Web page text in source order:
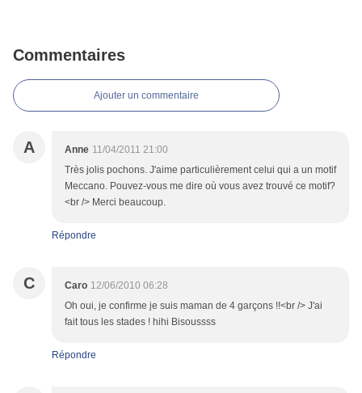
Commentaires
Ajouter un commentaire
A Anne 11/04/2011 21:00
Très jolis pochons. J'aime particulièrement celui qui a un motif
Meccano. Pouvez-vous me dire où vous avez trouvé ce motif?
<br /> Merci beaucoup.
Répondre
C Caro 12/06/2010 06:28
Oh oui, je confirme je suis maman de 4 garçons !!<br /> J'ai
fait tous les stades ! hihi Bisoussss
Répondre